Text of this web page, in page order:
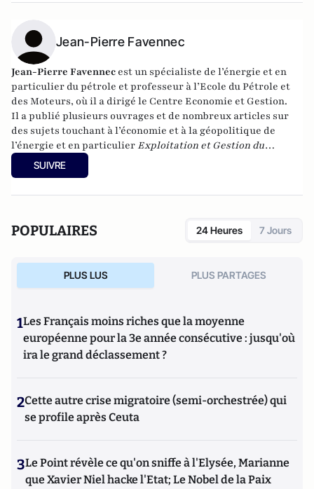
Jean-Pierre Favennec
Jean-Pierre Favennec est un spécialiste de l’énergie et en
particulier du pétrole et professeur à l’Ecole du Pétrole et
des Moteurs, où il a dirigé le Centre Economie et Gestion.
Il a publié plusieurs ouvrages et de nombreux articles sur
des sujets touchant à l’économie et à la géopolitique de
l’énergie et en particulier Exploitation et Gestion du
Raffinage (français et anglais), Recherche et Production du
Pétrole et du Gaz (français et anglais en 2011), l’Energie à
SUIVRE
POPULAIRES 24 Heures 7 Jours
PLUS LUS PLUS PARTAGES
1Les Français moins riches que la moyenne
européenne pour la 3e année consécutive : jusqu'où
ira le grand déclassement ?
2Cette autre crise migratoire (semi-orchestrée) qui
se profile après Ceuta
3Le Point révèle ce qu'on sniffe à l'Elysée, Marianne
que Xavier Niel hacke l'Etat; Le Nobel de la Paix